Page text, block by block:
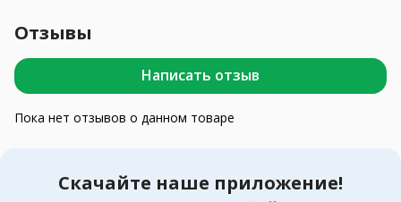
Отзывы
Написать отзыв
Пока нет отзывов о данном товаре
Скачайте наше приложение!